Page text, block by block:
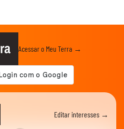
Acessar o Meu Terra →
Editar interesses →